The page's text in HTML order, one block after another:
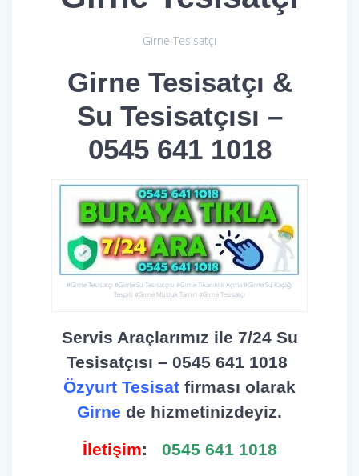
Girne Tesisatçı
Girne Tesisatçı &
Su Tesisatçısı –
0545 641 1018
#Girne Tesisatçı #Girne Su Tesisatçısı #Girne Tıkanıklık Açma #Girne Su Kaçağı
Tespiti #Girne Musluk Tamiri #Girne Tesisatçı
Servis Araçlarımız ile 7/24 Su
Tesisatçısı – 0545 641 1018
Özyurt Tesisat firması olarak
Girne de hizmetinizdeyiz.
İletişim: 0545 641 1018